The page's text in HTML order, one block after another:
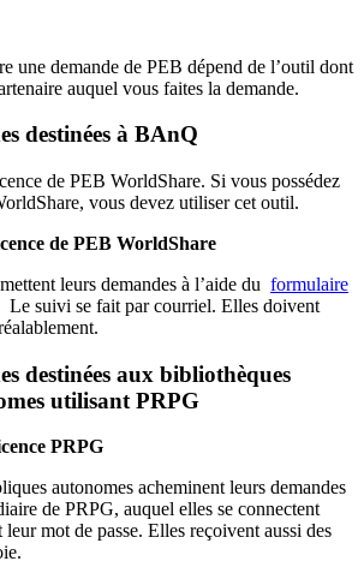
une demande de PEB dépend de l’outil dont
auquel vous faites la demande.
destinées à BAnQ
de PEB WorldShare. Si vous possédez
vous devez utiliser cet outil.
de PEB WorldShare
leurs demandes à l’aide du formulaire
Le suivi se fait par courriel. Elles doivent
destinées aux bibliothèques
utilisant PRPG
PRPG
autonomes acheminent leurs demandes
de PRPG, auquel elles se connectent
mot de passe. Elles reçoivent aussi des